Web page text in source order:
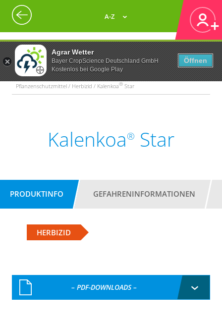
Agrar Wetter
Bayer CropScience Deutschland GmbH
Kostenlos bei Google Play
Öffnen
A-Z
Pflanzenschutzmittel / Herbizid / Kalenkoa® Star
Kalenkoa® Star
PRODUKTINFO GEFAHRENINFORMATIONEN
HERBIZID
– PDF-DOWNLOADS –